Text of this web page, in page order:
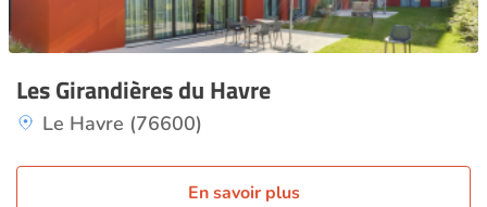
Les Girandières du Havre
Le Havre (76600)
En savoir plus